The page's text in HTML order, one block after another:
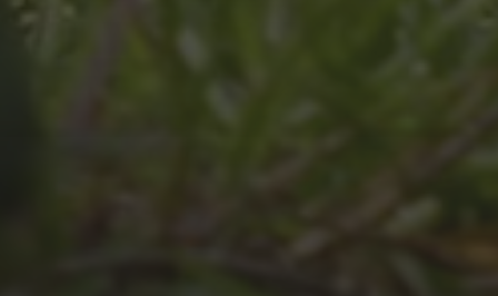
WAS WAR GUT, WAS NICHT?